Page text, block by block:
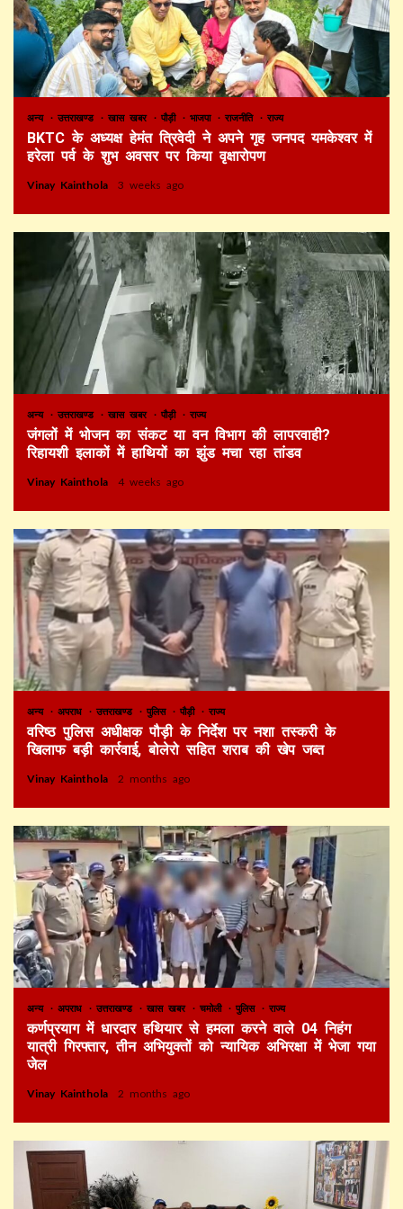
अन्य उत्तराखण्ड खास खबर पौड़ी भाजपा राजनीति राज्य
BKTC के अध्यक्ष हेमंत त्रिवेदी ने अपने गृह जनपद यमकेश्वर में
हरेला पर्व के शुभ अवसर पर किया वृक्षारोपण
Vinay Kainthola 3 weeks ago
अन्य उत्तराखण्ड खास खबर पौड़ी राज्य
जंगलों में भोजन का संकट या वन विभाग की लापरवाही?
रिहायशी इलाकों में हाथियों का झुंड मचा रहा तांडव
Vinay Kainthola 4 weeks ago
अन्य अपराध उत्तराखण्ड पुलिस पौड़ी राज्य
वरिष्ठ पुलिस अधीक्षक पौड़ी के निर्देश पर नशा तस्करी के
खिलाफ बड़ी कार्रवाई, बोलेरो सहित शराब की खेप जब्त
Vinay Kainthola 2 months ago
अन्य अपराध उत्तराखण्ड खास खबर चमोली पुलिस राज्य
कर्णप्रयाग में धारदार हथियार से हमला करने वाले 04 निहंग
यात्री गिरफ्तार, तीन अभियुक्तों को न्यायिक अभिरक्षा में भेजा गया
जेल
Vinay Kainthola 2 months ago